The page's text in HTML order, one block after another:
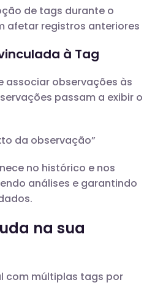
de tags durante o
afetar registros anteriores
à Tag
associar observações às
passam a exibir o
da observação”
no histórico e nos
análises e garantindo
na sua
com múltiplas tags por